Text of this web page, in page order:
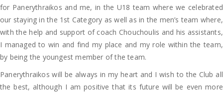
for Panerythraikos and me, in the U18 team where we celebrated
our staying in the 1st Category as well as in the men’s team where,
with the help and support of coach Chouchoulis and his assistants,
I managed to win and find my place and my role within the team,
by being the youngest member of the team.
Panerythraikos will be always in my heart and I wish to the Club all
the best, although I am positive that its future will be even more